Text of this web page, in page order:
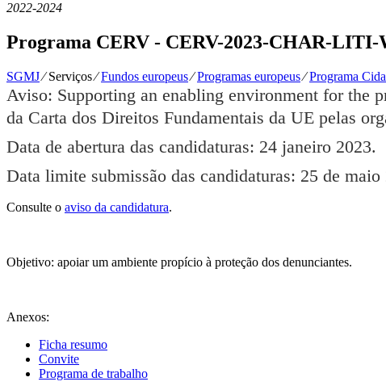
2022-2024
Programa CERV - CERV-2023-CHAR-
SGMJ⁄Serviços⁄Fundos europeus⁄Programas europeus⁄Programa
Aviso: Supporting an enabling environment for the
da Carta dos Direitos Fundamentais da UE pelas
Data de abertura das candidaturas: 24 janeiro 2023.
Data limite submissão das candidaturas: 25 de
Consulte o aviso da candidatura.
Objetivo: apoiar um ambiente propício à proteção dos denunciantes.
Anexos:
Ficha resumo
Convite
Programa de trabalho